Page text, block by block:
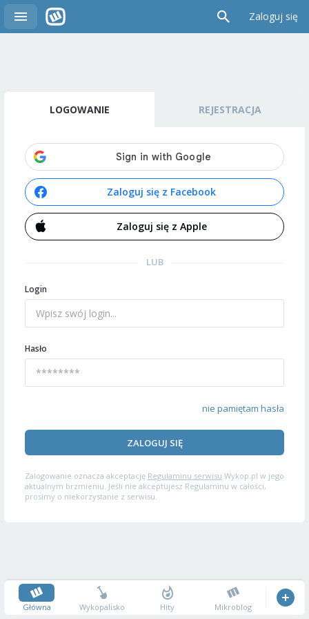
Zaloguj się
LOGOWANIE REJESTRACJA
Zaloguj się z Facebook
Zaloguj się z Apple
LUB
Login
Hasło
nie pamiętam hasła
ZALOGUJ SIĘ
Zalogowanie oznacza akceptację Regulaminu serwisu Wykop.pl w jego
aktualnym brzmieniu. Jeśli nie akceptujesz Regulaminu w całości,
prosimy o niekorzystanie z serwisu.
Główna Wykopalisko Hity Mikroblog